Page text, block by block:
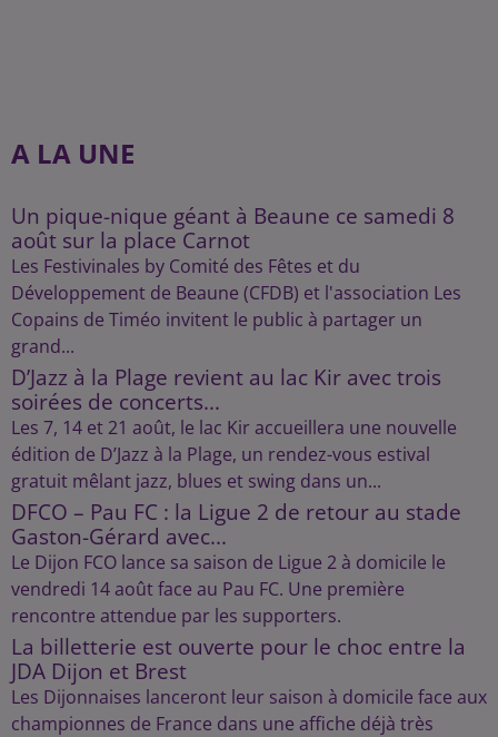
A LA UNE
Un pique-nique géant à Beaune ce samedi 8
août sur la place Carnot
Les Festivinales by Comité des Fêtes et du
Développement de Beaune (CFDB) et l'association Les
Copains de Timéo invitent le public à partager un
grand...
D’Jazz à la Plage revient au lac Kir avec trois
soirées de concerts...
Les 7, 14 et 21 août, le lac Kir accueillera une nouvelle
édition de D’Jazz à la Plage, un rendez-vous estival
gratuit mêlant jazz, blues et swing dans un...
DFCO – Pau FC : la Ligue 2 de retour au stade
Gaston-Gérard avec...
Le Dijon FCO lance sa saison de Ligue 2 à domicile le
vendredi 14 août face au Pau FC. Une première
rencontre attendue par les supporters.
La billetterie est ouverte pour le choc entre la
JDA Dijon et Brest
Les Dijonnaises lanceront leur saison à domicile face aux
championnes de France dans une affiche déjà très